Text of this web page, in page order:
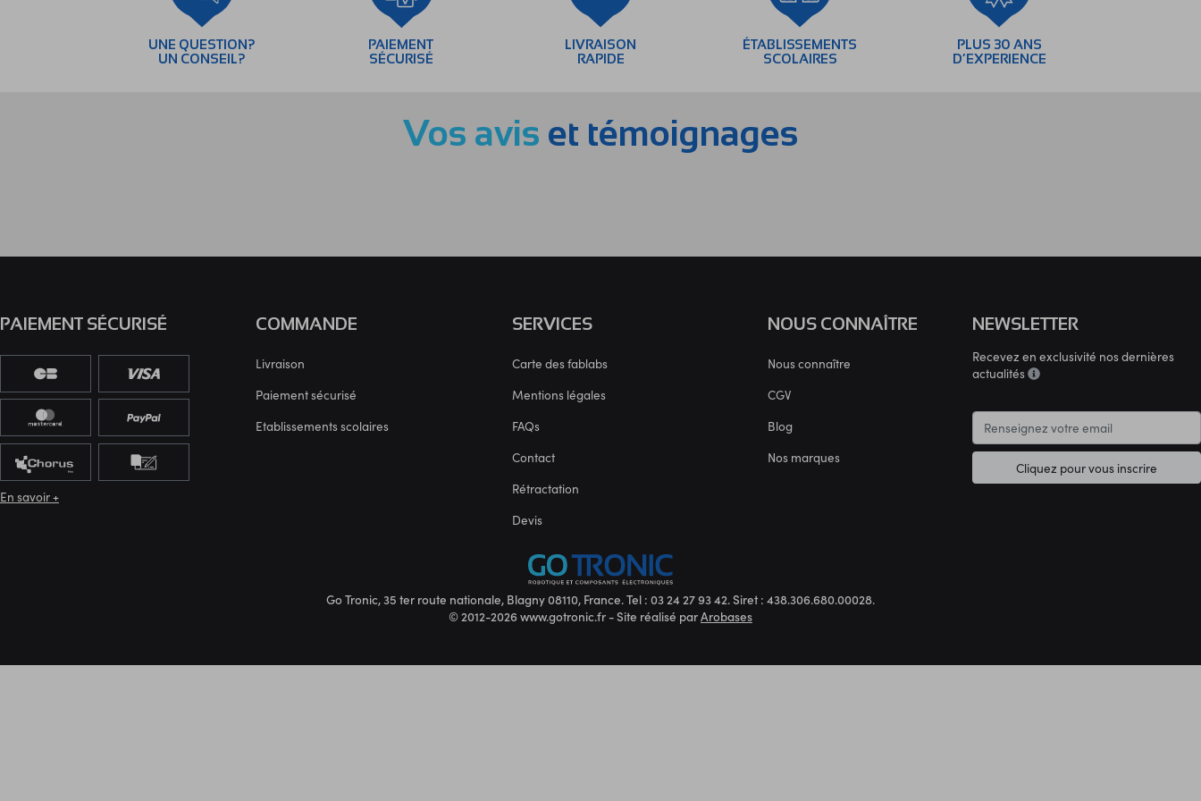
UNE QUESTION?
UN CONSEIL?
PAIEMENT
SÉCURISÉ
LIVRAISON
RAPIDE
ÉTABLISSEMENTS
SCOLAIRES
PLUS 30 ANS
D’EXPERIENCE
Vos avis et témoignages
COMMANDE
Livraison
Paiement sécurisé
Etablissements scolaires
SERVICES
Carte des fablabs
Mentions légales
FAQs
Contact
Rétractation
Devis
NOUS CONNAÎTRE
Nous connaître
CGV
Blog
Nos marques
NEWSLETTER
Recevez en exclusivité nos dernières
actualités
Cliquez pour vous inscrire
PAIEMENT SÉCURISÉ
En savoir +
Go Tronic, 35 ter route nationale, Blagny 08110, France. Tel : 03 24 27 93 42. Siret : 438.306.680.00028.
© 2012-2026 www.gotronic.fr - Site réalisé parArobases